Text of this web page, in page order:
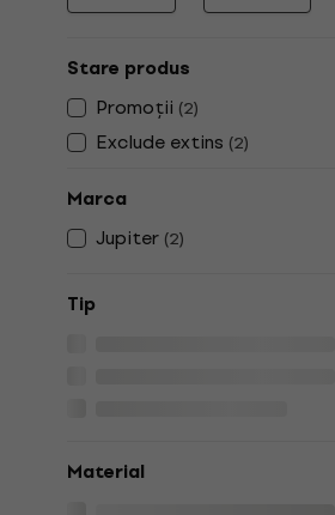
Stare produs
Promoții (2)
Exclude extins (2)
Marca
Jupiter (2)
Tip
Material